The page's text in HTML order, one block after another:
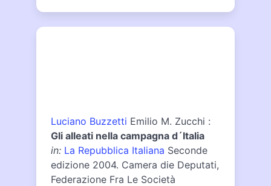
Luciano Buzzetti Emilio M. Zucchi :
Gli alleati nella campagna d´Italia
in: La Repubblica Italiana Seconde
edizione 2004. Camera die Deputati,
Federazione Fra Le Società